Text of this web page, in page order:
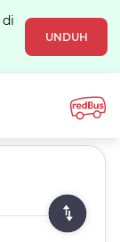
di
UNDUH